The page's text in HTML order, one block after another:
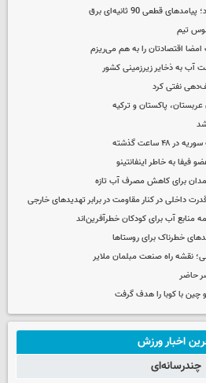
قطعی 90 ثانیه‌ای برق
تیم
اقتصادتان را به هم می‌ریزم
نفتی کرد
پاکستان و ترکیه
به خاطر اینفانتینو
همدان برای کاهش مصرف آب تازه
داخلی در کنار مقاومت در برابر تهدیدهای خارجی
منابع آب برای کودکان خطرآفرین‌اند
خطرناک برای روستاها
نقشه راه صنعت مبلمان ملایر
حاضر
چین با کوبا را هدف گرفت
اخبار ورزش
چندرسانه‌ای